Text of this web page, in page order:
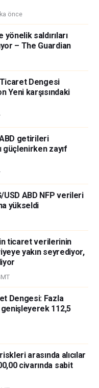
önce
saldırıları
– The Guardian
Dengesi
Yeni karşısındaki
getirileri
güçlenirken zayıf
USD ABD NFP verileri
yükseldi
ticaret verilerinin
yakın seyrediyor,
Dengesi: Fazla
112,5
arasında alıcılar
civarında sabit